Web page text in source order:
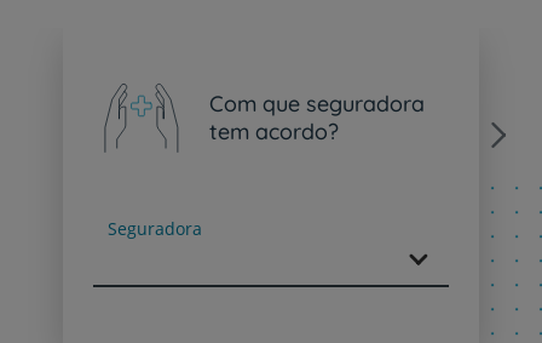
Com que seguradora
tem acordo?
Seguradora
Next